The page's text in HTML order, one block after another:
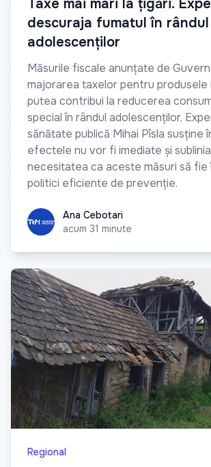
Taxe mai mari la țigări.
descuraja fumatul în rândul
adolescenților
Măsurile fiscale anunțate de
majorarea taxelor pentru produsele
putea contribui la reducerea
special în rândul adolescenților.
sănătate publică Mihai Pîsla susține
efectele nu vor fi imediate și
necesitatea ca aceste măsuri să fie
politici eficiente de prevenție.
Ana CebotariAna Cebotari
acum 31 minute
Regional